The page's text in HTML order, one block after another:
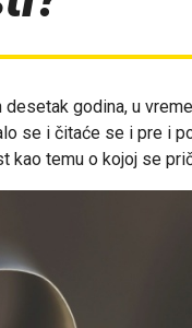
godina, u
se i čitaće se i pre i
kao temu o kojoj se